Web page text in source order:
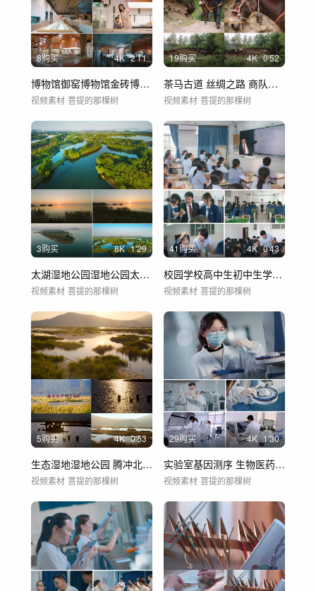
8购买 4K 2'11
博物馆御窑博物馆金砖博物馆参观博物馆
视频素材 菩提的那棵树
19购买 4K 0'52
茶马古道 丝绸之路 商队贸易场景马帮
视频素材 菩提的那棵树
3购买 8K 1'29
太湖湿地公园湿地公园太湖夕阳
视频素材 菩提的那棵树
41购买 4K 0'43
校园学校高中生初中生学生学习青春教育
视频素材 菩提的那棵树
5购买 4K 0'53
生态湿地湿地公园 腾冲北海湿地
视频素材 菩提的那棵树
29购买 4K 1'30
实验室基因测序 生物医药 研发科研显微镜
视频素材 菩提的那棵树